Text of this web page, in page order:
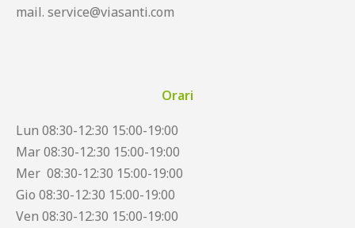
mail. service@viasanti.com
Orari
Lun 08:30-12:30 15:00-19:00
Mar 08:30-12:30 15:00-19:00
Mer 08:30-12:30 15:00-19:00
Gio 08:30-12:30 15:00-19:00
Ven 08:30-12:30 15:00-19:00